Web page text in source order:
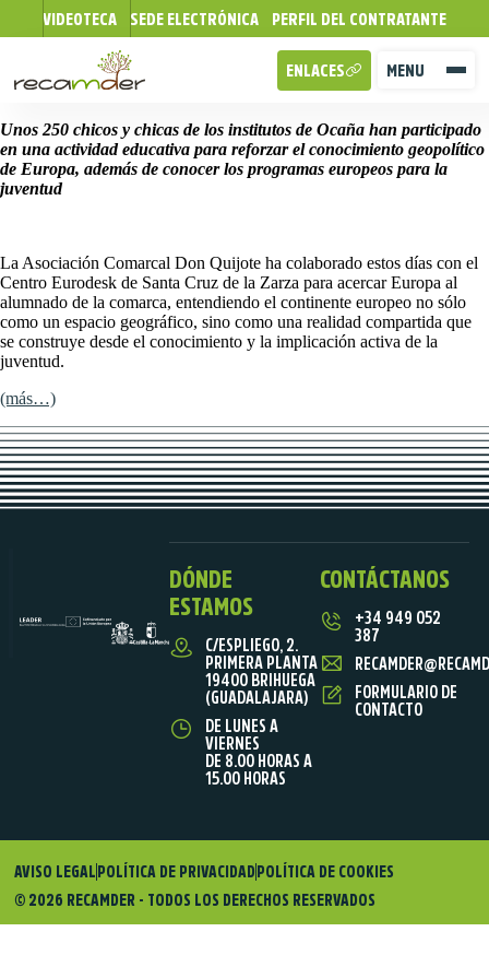
VIDEOTECA SEDE ELECTRÓNICA PERFIL DEL CONTRATANTE
MENU
ENLACES
Unos 250 chicos y chicas de los institutos de Ocaña han participado
en una actividad educativa para reforzar el conocimiento geopolítico
de Europa, además de conocer los programas europeos para la
juventud
La Asociación Comarcal Don Quijote ha colaborado estos días con el
Centro Eurodesk de Santa Cruz de la Zarza para acercar Europa al
alumnado de la comarca, entendiendo el continente europeo no sólo
como un espacio geográfico, sino como una realidad compartida que
se construye desde el conocimiento y la implicación activa de la
juventud.
(más…)
DÓNDE
ESTAMOS
C/ESPLIEGO, 2.
PRIMERA PLANTA
19400 BRIHUEGA
(GUADALAJARA)
DE LUNES A
VIERNES
DE 8.00 HORAS A
15.00 HORAS
CONTÁCTANOS
+34 949 052
387
FORMULARIO DE
CONTACTO
© 2026 RECAMDER - TODOS LOS DERECHOS RESERVADOS
AVISO LEGAL POLÍTICA DE PRIVACIDAD POLÍTICA DE COOKIES